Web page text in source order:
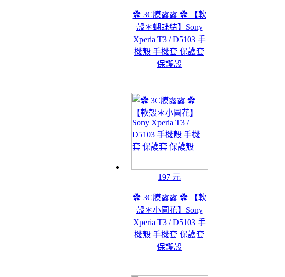
✿ 3C膜露露 ✿ 【軟
殼＊蝴蝶結】Sony
Xperia T3 / D5103 手
機殼 手機套 保護套
保護殼
197 元
✿ 3C膜露露 ✿ 【軟
殼＊小圓花】Sony
Xperia T3 / D5103 手
機殼 手機套 保護套
保護殼